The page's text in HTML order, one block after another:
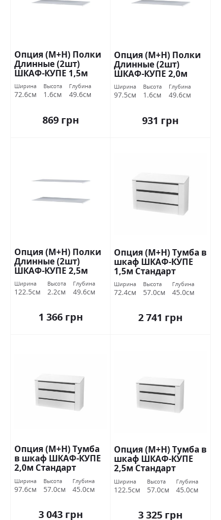
Опция (М+Н) Полки
Длинные (2шт)
ШКАФ-КУПЕ 1,5м
Стандарт
Ширина
72.6см
Высота
1.6см
Глубина
49.6см
869 грн
Опция (М+Н) Полки
Длинные (2шт)
ШКАФ-КУПЕ 2,0м
Стандарт
Ширина
97.5см
Высота
1.6см
Глубина
49.6см
931 грн
Опция (М+Н) Полки
Длинные (2шт)
ШКАФ-КУПЕ 2,5м
Стандарт
Ширина
122.5см
Высота
2.2см
Глубина
49.6см
1 366 грн
Опция (М+Н) Тумба в
шкаф ШКАФ-КУПЕ
1,5м Стандарт
Ширина
72.4см
Высота
57.0см
Глубина
45.0см
2 741 грн
Опция (М+Н) Тумба
в шкаф ШКАФ-КУПЕ
2,0м Стандарт
Ширина
97.6см
Высота
57.0см
Глубина
45.0см
3 043 грн
Опция (М+Н) Тумба в
шкаф ШКАФ-КУПЕ
2,5м Стандарт
Ширина
122.5см
Высота
57.0см
Глубина
45.0см
3 325 грн